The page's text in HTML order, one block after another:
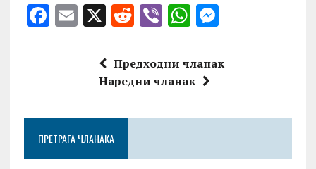
F
o
k
E X R
d
di
V
er
W
at
s
p
M
se
er
Предходни чланак
Наредни чланак
ПРЕТРАГА ЧЛАНАКА